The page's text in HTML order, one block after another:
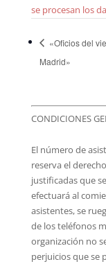
se procesan los
«Oficios del
Madrid»
CONDICIONES
El número de
reserva el
justificadas que
efectuará al
asistentes, se
de los teléfonos
organización no
perjuicios que se